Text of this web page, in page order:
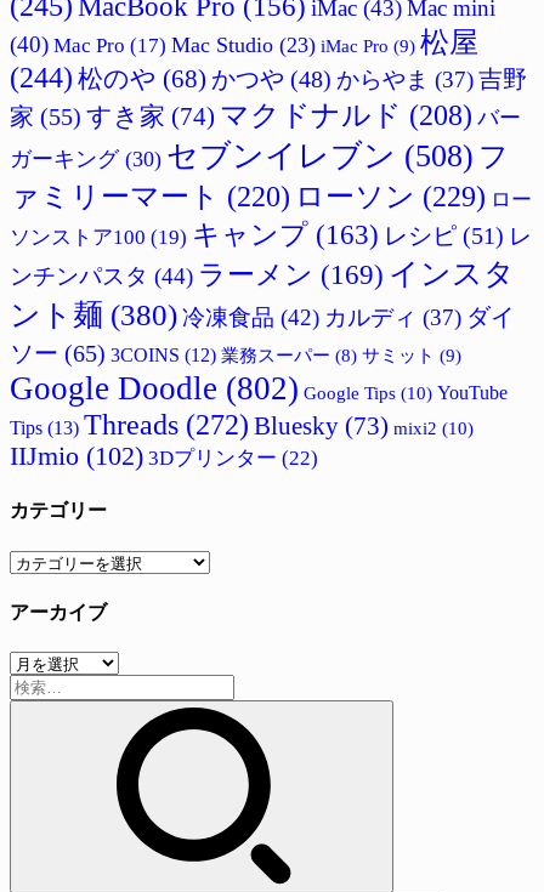
MacBook Pro (156) iMac (43)Mac mini
(40) Mac Pro (17) Mac Studio (23) iMac Pro (9) 松屋
(244) 松のや (68) かつや (48) からやま (37)吉野
家 (55) すき家 (74) マクドナルド (208) バー
ガーキング(30) セブンイレブン (508) フ
ァミリーマート (220) ローソン (229) ロー
ソンストア100 (19) キャンプ (163) レシピ (51) レ
ンチンパスタ (44) ラーメン (169) インスタ
ント麺 (380)冷凍食品 (42) カルディ (37) ダイ
ソー (65) 3COINS (12) 業務スーパー (8) サミット (9)
Google Doodle (802) Google Tips (10) YouTube
Tips (13) Threads (272) Bluesky (73) mixi2 (10)
IIJmio (102) 3Dプリンター (22)
カテゴリー
カ
ゴ
ー
アーカイブ
ア
ー
検
索: